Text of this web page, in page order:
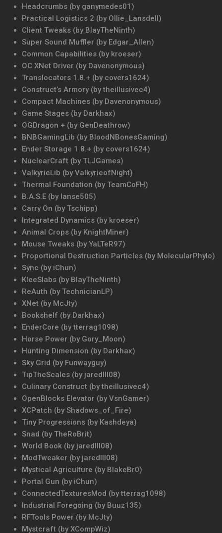
Headcrumbs (by ganymedes01)
Practical Logistics 2 (by Ollie_Lansdell)
Client Tweaks (by BlayTheNinth)
Super Sound Muffler (by Edgar_Allen)
Common Capabilities (by kroeser)
OC XNet Driver (by Davenonymous)
Translocators 1.8.+ (by covers1624)
Construct’s Armory (by theillusivec4)
Compact Machines (by Davenonymous)
Game Stages (by Darkhax)
OGDragon + (by GenDeathrow)
BNBGamingLib (by BloodNBonesGaming)
Ender Storage 1.8.+ (by covers1624)
NuclearCraft (by TLJGames)
ValkyrieLib (by ValkyrieofNight)
Thermal Foundation (by TeamCoFH)
B.A.S.E (by lanse505)
Carry On (by Tschipp)
Integrated Dynamics (by kroeser)
Animal Crops (by KnightMiner)
Mouse Tweaks (by YaLTeR97)
Proportional Destruction Particles (by MolecularPhylo)
Sync (by iChun)
KleeSlabs (by BlayTheNinth)
ReAuth (by TechnicianLP)
XNet (by McJty)
Bookshelf (by Darkhax)
EnderCore (by tterrag1098)
Horse Power (by Gory_Moon)
Hunting Dimension (by Darkhax)
Sky Grid (by Funwayguy)
TipTheScales (by jaredlll08)
Culinary Construct (by theillusivec4)
OpenBlocks Elevator (by VsnGamer)
XCPatch (by Shadows_of_Fire)
Tiny Progressions (by Kashdeya)
Snad (by TheRoBrit)
World Book (by jaredlll08)
ModTweaker (by jaredlll08)
Mystical Agriculture (by BlakeBr0)
Portal Gun (by iChun)
ConnectedTexturesMod (by tterrag1098)
Industrial Foregoing (by Buuz135)
RFTools Power (by McJty)
Mystcraft (by XCompWiz)